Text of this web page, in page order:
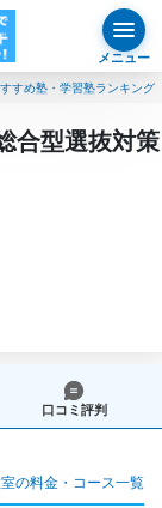
メニュー
すめ塾・学習塾ランキング
合型選抜対策
口コミ評判
の料金・コース一覧